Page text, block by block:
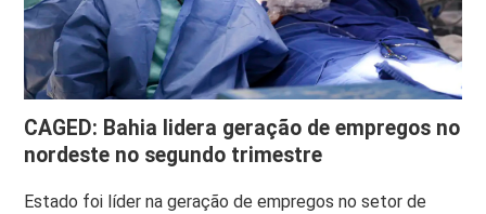
CAGED: Bahia lidera geração de empregos no
nordeste no segundo trimestre
Estado foi líder na geração de empregos no setor de